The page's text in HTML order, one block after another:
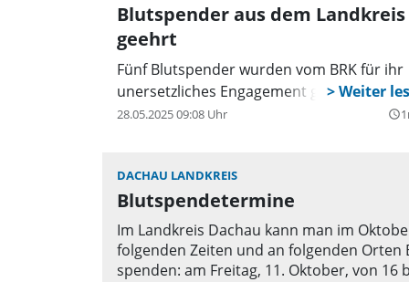
Blutspender aus dem Landkreis
geehrt
Fünf Blutspender wurden vom BRK für ihr
unersetzliches Engagement geehrt.
28.05.2025 09:08 Uhr query_builder
DACHAU LANDKREIS
Blutspendetermine
Im Landkreis Dachau kann man im
folgenden Zeiten und an folgenden Orten
spenden: am Freitag, 11. Oktober, von 16